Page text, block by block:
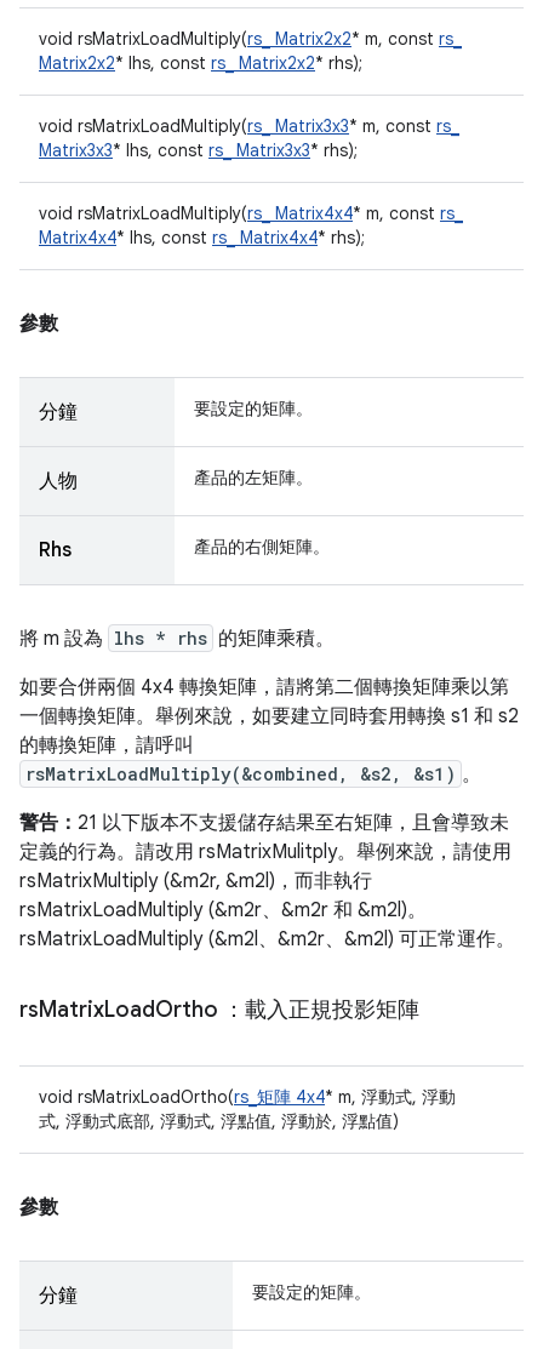
void rsMatrixLoadMultiply(rs_ Matrix2x2* m, const rs_
Matrix2x2* lhs, const rs_ Matrix2x2* rhs);
void rsMatrixLoadMultiply(rs_ Matrix3x3* m, const rs_
Matrix3x3* lhs, const rs_ Matrix3x3* rhs);
void rsMatrixLoadMultiply(rs_ Matrix4x4* m, const rs_
Matrix4x4* lhs, const rs_ Matrix4x4* rhs);
參數
分鐘 要設定的矩陣。
人物 產品的左矩陣。
Rhs 產品的右側矩陣。
將 m 設為 lhs * rhs 的矩陣乘積。
如要合併兩個 4x4 轉換矩陣，請將第二個轉換矩陣乘以第
一個轉換矩陣。舉例來說，如要建立同時套用轉換 s1 和 s2
的轉換矩陣，請呼叫
rsMatrixLoadMultiply(&combined, &s2, &s1) 。
警告： 21 以下版本不支援儲存結果至右矩陣，且會導致未
定義的行為。請改用 rsMatrixMulitply。舉例來說，請使用
rsMatrixMultiply (&m2r, &m2l)，而非執行
rsMatrixLoadMultiply (&m2r、&m2r 和 &m2l)。
rsMatrixLoadMultiply (&m2l、&m2r、&m2l) 可正常運作。
rsMatrixLoadOrtho ：載入正規投影矩陣
void rsMatrixLoadOrtho(rs_矩陣 4x4* m, 浮動式, 浮動
式, 浮動式底部, 浮動式, 浮點值, 浮動於, 浮點值)
參數
分鐘 要設定的矩陣。